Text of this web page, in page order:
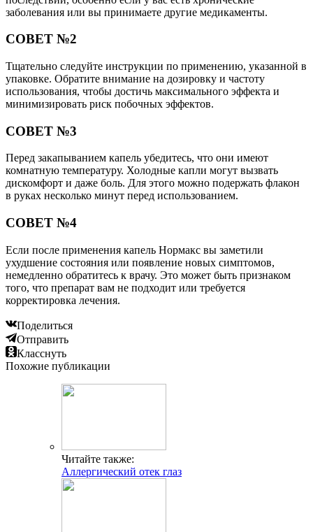
заболевания или вы принимаете другие медикаменты.
СОВЕТ №2
Тщательно следуйте инструкции по применению, указанной в
упаковке. Обратите внимание на дозировку и частоту
использования, чтобы достичь максимального эффекта и
минимизировать риск побочных эффектов.
СОВЕТ №3
Перед закапыванием капель убедитесь, что они имеют
комнатную температуру. Холодные капли могут вызвать
дискомфорт и даже боль. Для этого можно подержать флакон
в руках несколько минут перед использованием.
СОВЕТ №4
Если после применения капель Нормакс вы заметили
ухудшение состояния или появление новых симптомов,
немедленно обратитесь к врачу. Это может быть признаком
того, что препарат вам не подходит или требуется
корректировка лечения.
Поделиться
Отправить
Класснуть
Похожие публикации
Читайте также:
Аллергический отек глаз